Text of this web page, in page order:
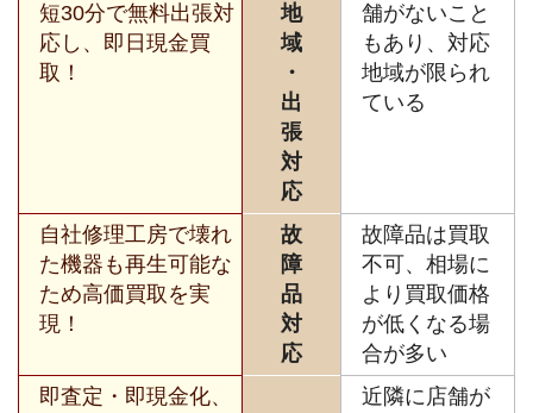
短30分で無料出張対
応し、即日現金買
取！
地
域
・
出
張
対
応
舗がないこと
もあり、対応
地域が限られ
ている
自社修理工房で壊れ
た機器も再生可能な
ため高価買取を実
現！
故
障
品
対
応
故障品は買取
不可、相場に
より買取価格
が低くなる場
合が多い
即査定・即現金化、
近隣に店舗が